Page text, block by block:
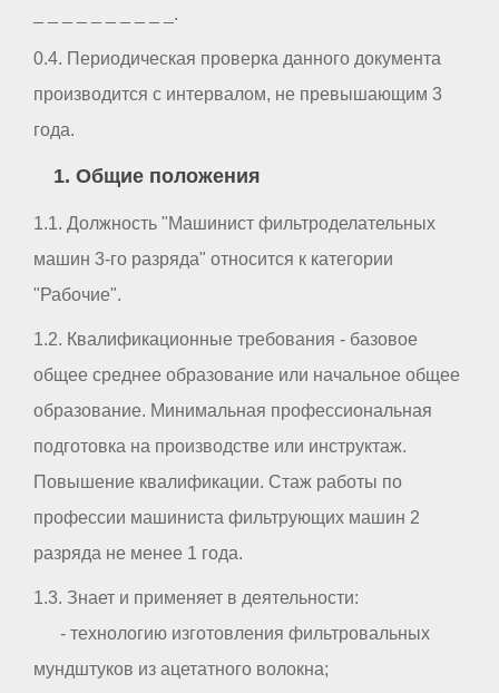
_ _ _ _ _ _ _ _ _ _.
0.4. Периодическая проверка данного документа
производится с интервалом, не превышающим 3
года.
1. Общие положения
1.1. Должность "Машинист фильтроделательных
машин 3-го разряда" относится к категории
"Рабочие".
1.2. Квалификационные требования - базовое
общее среднее образование или начальное общее
образование. Минимальная профессиональная
подготовка на производстве или инструктаж.
Повышение квалификации. Стаж работы по
профессии машиниста фильтрующих машин 2
разряда не менее 1 года.
1.3. Знает и применяет в деятельности:
- технологию изготовления фильтровальных
мундштуков из ацетатного волокна;